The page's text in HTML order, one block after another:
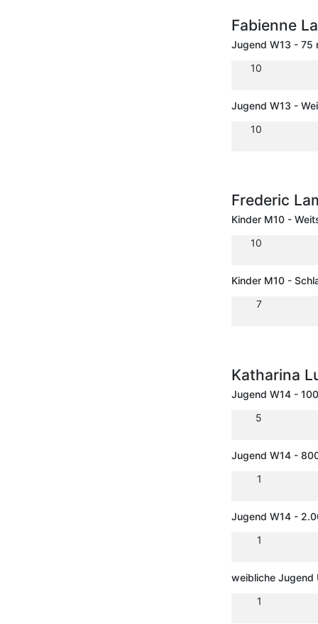
Fabienne
Jugend W13 - 75
10
Jugend W13 -
10
Frederic
Kinder M10 -
10
Kinder M10 -
7
Katharina
Jugend W14 -
5
Jugend W14 -
1
Jugend W14 -
1
weibliche Jugend
1